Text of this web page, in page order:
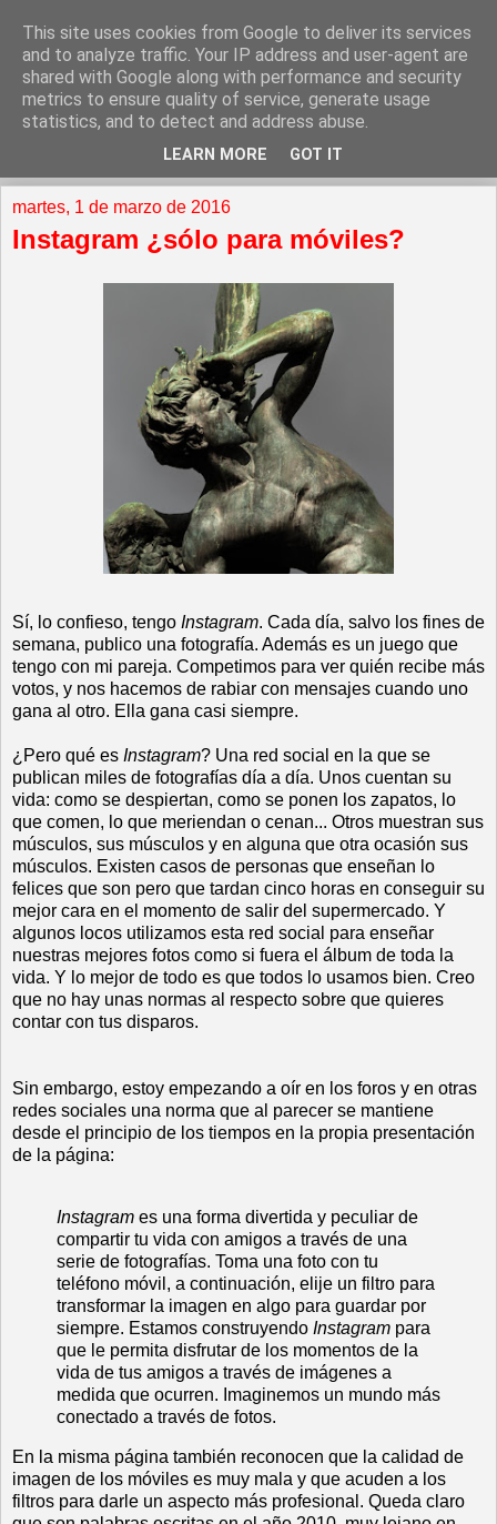
martes, 1 de marzo de 2016
Instagram ¿sólo para móviles?
Sí, lo confieso, tengo Instagram. Cada día, salvo los fines de
semana, publico una fotografía. Además es un juego que
tengo con mi pareja. Competimos para ver quién recibe más
votos, y nos hacemos de rabiar con mensajes cuando uno
gana al otro. Ella gana casi siempre.
¿Pero qué es Instagram? Una red social en la que se
publican miles de fotografías día a día. Unos cuentan su
vida: como se despiertan, como se ponen los zapatos, lo
que comen, lo que meriendan o cenan... Otros muestran sus
músculos, sus músculos y en alguna que otra ocasión sus
músculos. Existen casos de personas que enseñan lo
felices que son pero que tardan cinco horas en conseguir su
mejor cara en el momento de salir del supermercado. Y
algunos locos utilizamos esta red social para enseñar
nuestras mejores fotos como si fuera el álbum de toda la
vida. Y lo mejor de todo es que todos lo usamos bien. Creo
que no hay unas normas al respecto sobre que quieres
contar con tus disparos.
Sin embargo, estoy empezando a oír en los foros y en otras
redes sociales una norma que al parecer se mantiene
desde el principio de los tiempos en la propia presentación
de la página:
Instagram es una forma divertida y peculiar de
compartir tu vida con amigos a través de una
serie de fotografías. Toma una foto con tu
teléfono móvil, a continuación, elije un filtro para
transformar la imagen en algo para guardar por
siempre. Estamos construyendo Instagram para
que le permita disfrutar de los momentos de la
vida de tus amigos a través de imágenes a
medida que ocurren. Imaginemos un mundo más
conectado a través de fotos.
En la misma página también reconocen que la calidad de
imagen de los móviles es muy mala y que acuden a los
filtros para darle un aspecto más profesional. Queda claro
This site uses cookies from Google to deliver its services
and to analyze traffic. Your IP address and user-agent are
shared with Google along with performance and security
metrics to ensure quality of service, generate usage
statistics, and to detect and address abuse.
LEARN MORE GOT IT